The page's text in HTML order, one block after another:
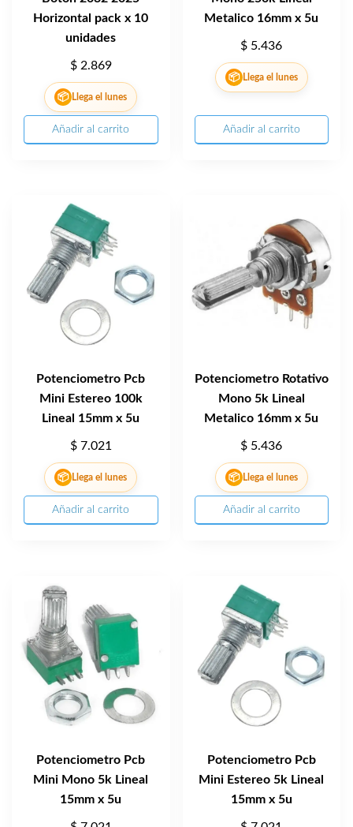
Horizontal pack x 10
unidades
$2.869
📦 Llega el lunes
Añadir al carrito
Metalico 16mm x 5u
$ 5.436
📦 Llega el lunes
Añadir al carrito
Potenciometro Pcb
Mini Estereo 100k
Lineal 15mm x 5u
$7.021
📦 Llega el lunes
Añadir al carrito
Potenciometro Rotativo
Mono 5k Lineal
Metalico 16mm x 5u
$ 5.436
📦 Llega el lunes
Añadir al carrito
Potenciometro Pcb
Mini Mono 5k Lineal
15mm x 5u
Potenciometro Pcb
Mini Estereo 5k Lineal
15mm x 5u